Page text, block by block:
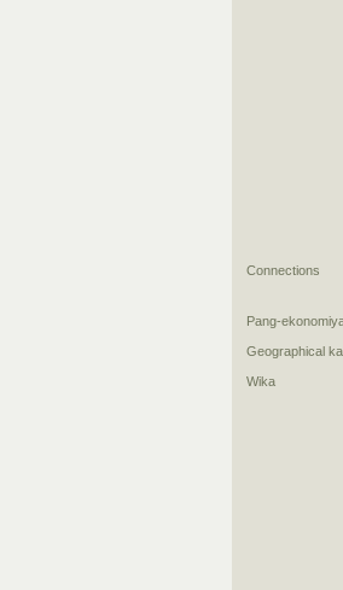
Connections
Pang-
Geographical
Wika